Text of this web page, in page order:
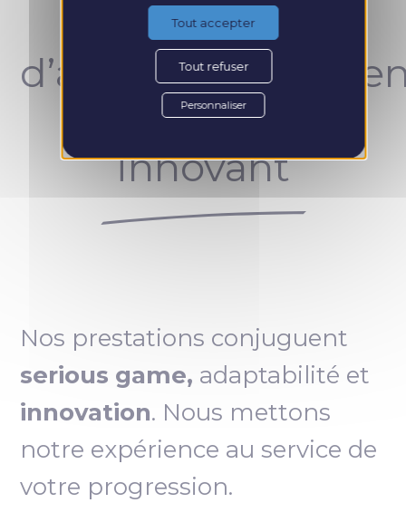
Un concept
unique et
innovant
Nos prestations conjuguent
serious game, adaptabilité et
innovation. Nous mettons
notre expérience au service de
votre progression.
Tout accepter
Tout refuser
Personnaliser